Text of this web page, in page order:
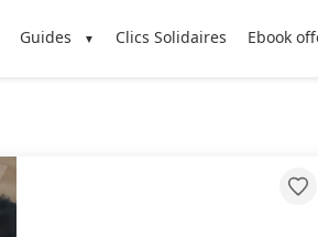
Guides Clics Solidaires Ebook